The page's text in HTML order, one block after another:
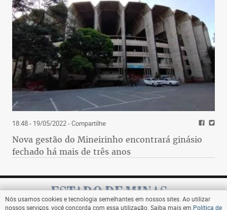
18:48 - 19/05/2022- Compartilhe
Nova gestão do Mineirinho encontrará ginásio
fechado há mais de três anos
Nós usamos cookies e tecnologia semelhantes em nossos sites. Ao utilizar
nossos serviços, você concorda com essa utilização. Saiba mais em Política de